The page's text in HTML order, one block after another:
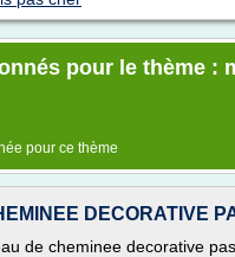
pour le thème :
pour ce thème
DECORATIVE
de cheminee decorative